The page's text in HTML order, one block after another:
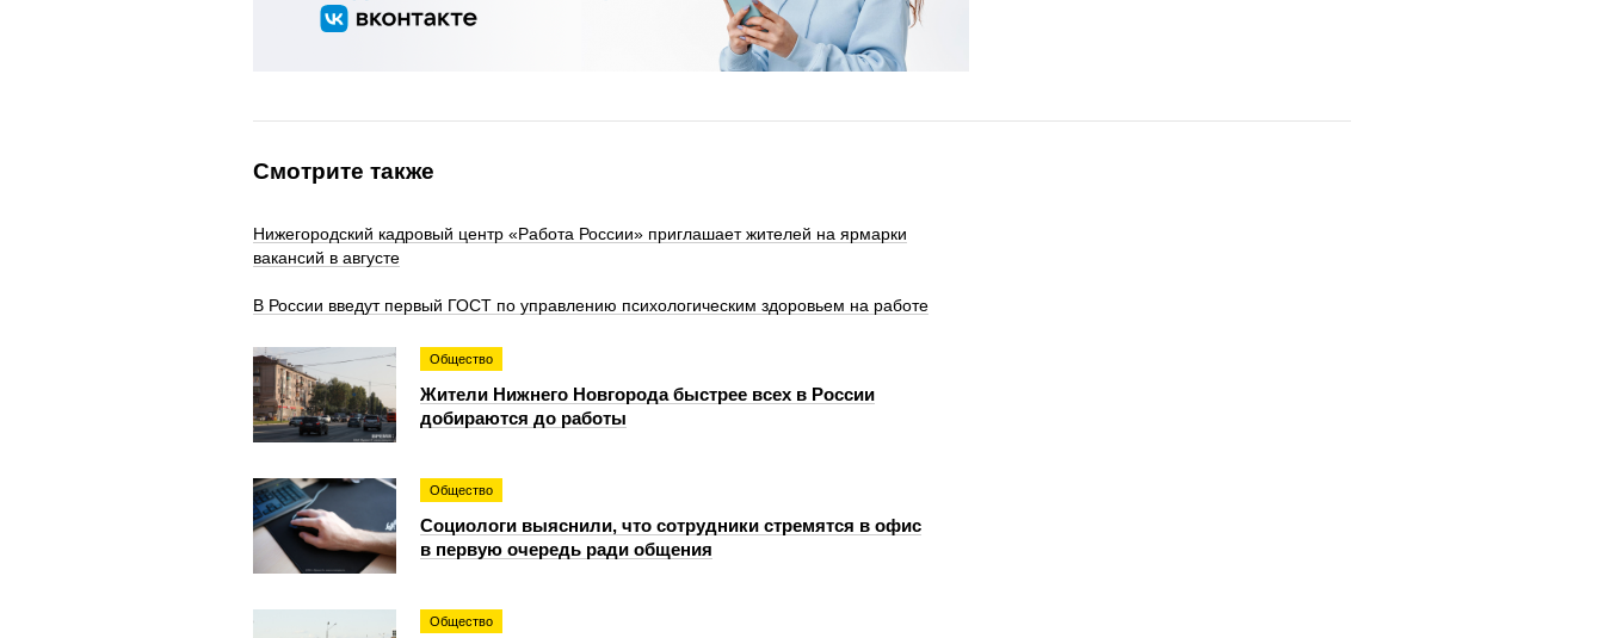
Смотрите также
Нижегородский кадровый центр «Работа России» приглашает жителей на ярмарки
вакансий в августе
В России введут первый ГОСТ по управлению психологическим здоровьем на работе
Общество
Жители Нижнего Новгорода быстрее всех в России
добираются до работы
Общество
Социологи выяснили, что сотрудники стремятся в офис
в первую очередь ради общения
Общество